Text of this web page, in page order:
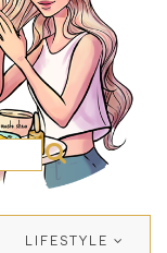
LIFESTYLE